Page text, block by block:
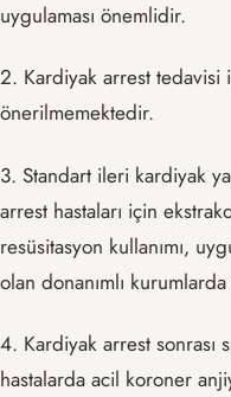
uygulaması önemlidir.
2. Kardiyak arrest tedavisi
önerilmemektedir.
3. Standart ileri kardiyak
arrest hastaları için
resüsitasyon kullanımı,
olan donanımlı
4. Kardiyak arrest sonrası
hastalarda acil koroner